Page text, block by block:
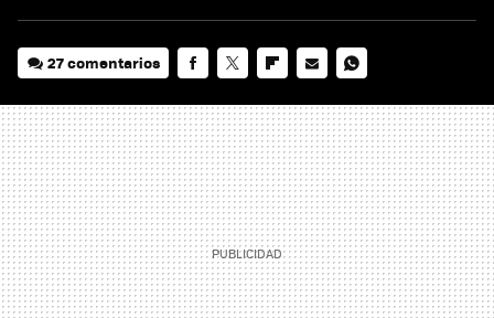
27 comentarios
MAIL